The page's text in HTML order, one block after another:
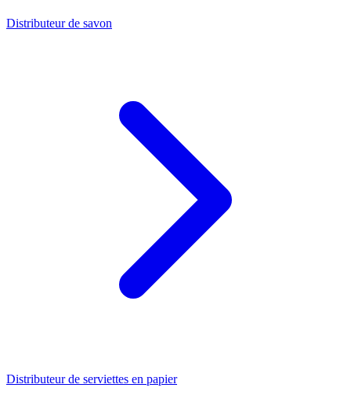
Distributeur de savon
Distributeur de serviettes en papier